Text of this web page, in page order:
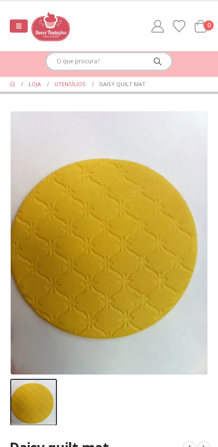
0
LOJA UTENSÍLIOS DAISY QUILT MAT